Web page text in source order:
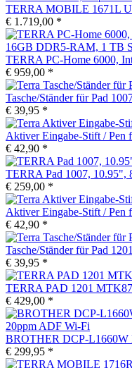
TERRA MOBILE 1671L
€ 1.719,00 *
TERRA PC-Home 6000,
€ 959,00 *
Tasche/Ständer für Pad
€ 39,95 *
Aktiver Eingabe-Stift / Pen
€ 42,90 *
TERRA Pad 1007, 10.95",
€ 259,00 *
Aktiver Eingabe-Stift / Pen
€ 42,90 *
Tasche/Ständer für Pad
€ 39,95 *
TERRA PAD 1201
€ 429,00 *
BROTHER DCP-L1660W
€ 299,95 *